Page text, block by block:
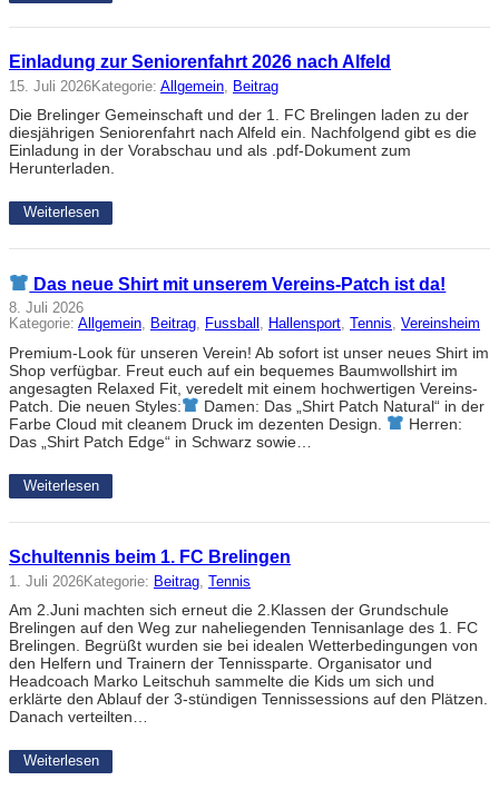
Einladung zur Seniorenfahrt 2026 nach Alfeld
15. Juli 2026Kategorie: Allgemein Beitrag
Die Brelinger Gemeinschaft und der 1. FC Brelingen laden zu der
diesjährigen Seniorenfahrt nach Alfeld ein. Nachfolgend gibt es die
Einladung in der Vorabschau und als .pdf-Dokument zum
Herunterladen.
Weiterlesen
Das neue Shirt mit unserem Vereins-Patch ist da!
8. Juli 2026
Kategorie: Allgemein, Beitrag, Fussball , Hallensport, Tennis, Vereinsheim
Premium-Look für unseren Verein! Ab sofort ist unser neues Shirt im
Shop verfügbar. Freut euch auf ein bequemes Baumwollshirt im
angesagten Relaxed Fit, veredelt mit einem hochwertigen Vereins-
Patch. Die neuen Styles:
Damen: Das „Shirt Patch Natural“ in der
Farbe Cloud mit cleanem Druck im dezenten Design.
Herren:
Das „Shirt Patch Edge“ in Schwarz sowie…
Weiterlesen
Schultennis beim 1. FC Brelingen
1. Juli 2026Kategorie: Beitrag Tennis
Am 2.Juni machten sich erneut die 2.Klassen der Grundschule
Brelingen auf den Weg zur naheliegenden Tennisanlage des 1. FC
Brelingen. Begrüßt wurden sie bei idealen Wetterbedingungen von
den Helfern und Trainern der Tennissparte. Organisator und
Headcoach Marko Leitschuh sammelte die Kids um sich und
erklärte den Ablauf der 3-stündigen Tennissessions auf den Plätzen.
Danach verteilten…
Weiterlesen